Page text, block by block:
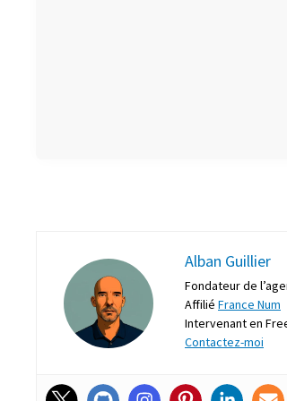
Alban Guillier
Fondateur de
Affilié France Num
Intervenant en
Contactez-moi